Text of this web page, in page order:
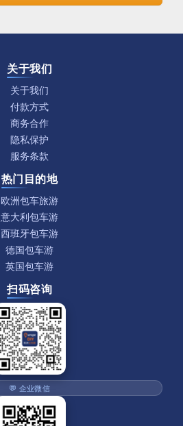
关于我们
关于我们
付款方式
商务合作
隐私保护
服务条款
热门目的地
欧洲包车旅游
意大利包车游
西班牙包车游
德国包车游
英国包车游
扫码咨询
💬 企业微信